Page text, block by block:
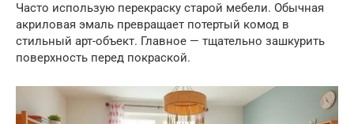
Часто использую перекраску старой мебели. Обычная
акриловая эмаль превращает потертый комод в
стильный арт-объект. Главное — тщательно зашкурить
поверхность перед покраской.